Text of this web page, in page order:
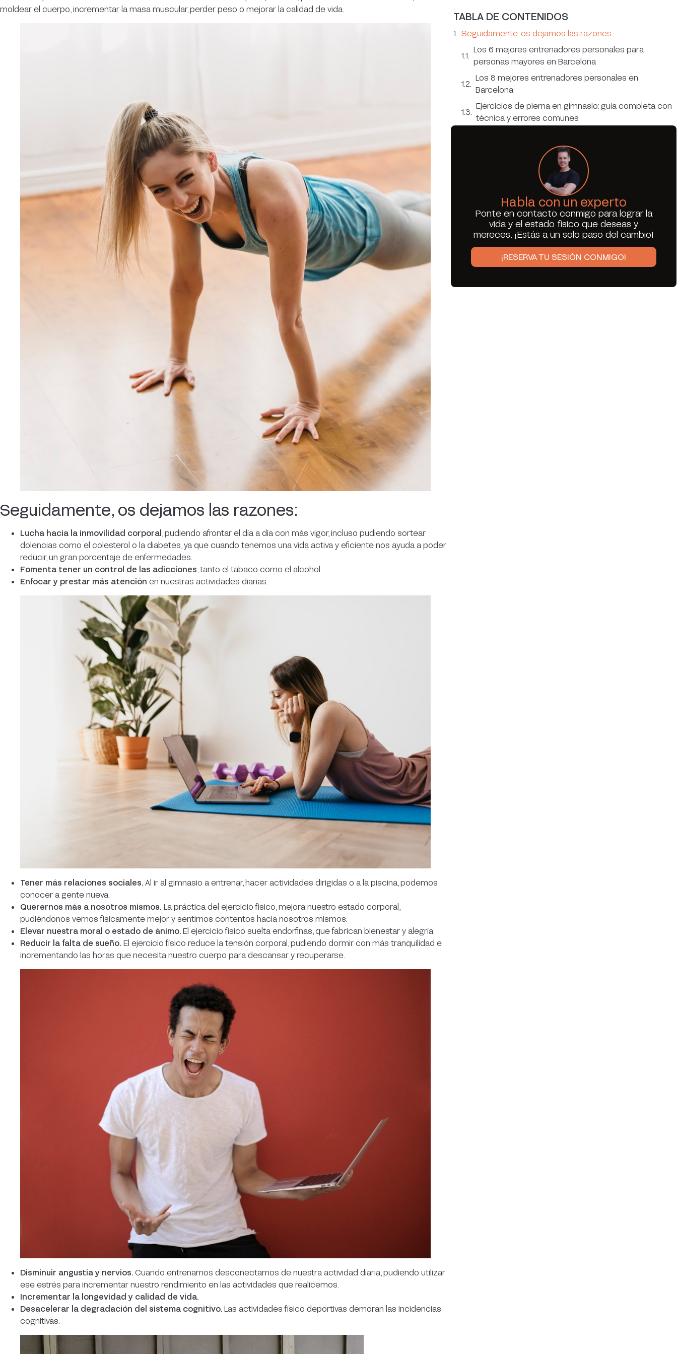
moldear el cuerpo, incrementar la masa muscular, perder peso o mejorar la calidad de vida.
Seguidamente, os dejamos las razones:
Lucha hacia la inmovilidad corporal , pudiendo afrontar el día a día con más vigor, incluso pudiendo sortear
dolencias como el colesterol o la diabetes, ya que cuando tenemos una vida activa y eficiente nos ayuda a poder
reducir, un gran porcentaje de enfermedades.
Fomenta tener un control de las adicciones , tanto el tabaco como el alcohol.
Enfocar y prestar más atención en nuestras actividades diarias.
Tener más relaciones sociales. Al ir al gimnasio a entrenar, hacer actividades dirigidas o a la piscina, podemos
conocer a gente nueva.
Querernos más a nosotros mismos. La práctica del ejercicio físico, mejora nuestro estado corporal,
pudiéndonos vernos físicamente mejor y sentirnos contentos hacia nosotros mismos.
Elevar nuestra moral o estado de ánimo. El ejercicio físico suelta endorfinas, que fabrican bienestar y alegría.
Reducir la falta de sueño. El ejercicio físico reduce la tensión corporal, pudiendo dormir con más tranquilidad e
incrementando las horas que necesita nuestro cuerpo para descansar y recuperarse.
Disminuir angustia y nervios. Cuando entrenamos desconectamos de nuestra actividad diaria, pudiendo utilizar
ese estrés para incrementar nuestro rendimiento en las actividades que realicemos.
Incrementar la longevidad y calidad de vida.
Desacelerar la degradación del sistema cognitivo. Las actividades físico deportivas demoran las incidencias
cognitivas.
TABLA DE CONTENIDOS
Seguidamente, os dejamos las razones:
Los 6 mejores entrenadores personales para
personas mayores en Barcelona
Los 8 mejores entrenadores personales en
Barcelona
Ejercicios de pierna en gimnasio: guía completa con
técnica y errores comunes
Habla con un experto
Ponte en contacto conmigo para lograr la
vida y el estado físico que deseas y
mereces. ¡Estás a un solo paso del cambio!
¡RESERVA TU SESIÓN CONMIGO!